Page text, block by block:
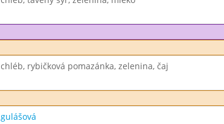
chléb, rybičková pomazánka, zelenina, čaj
gulášová